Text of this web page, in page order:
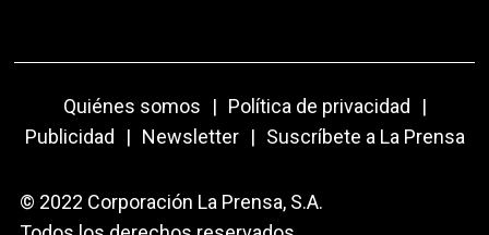
Quiénes somos | Política de privacidad
|
Publicidad
| Newsletter | Suscríbete a La Prensa
© 2022 Corporación La Prensa, S.A.